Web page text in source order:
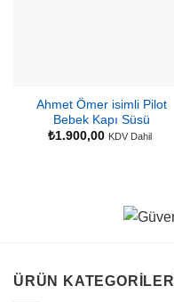
Ahmet Ömer isimli Pilot
Bebek Kapı Süsü
₺1.900,00 KDV Dahil
ÜRÜN KATEGORILERI